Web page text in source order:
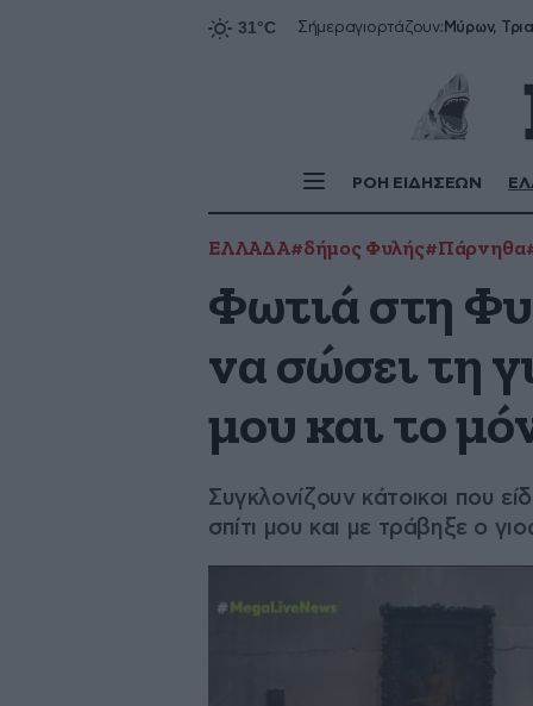
Σήμεραγιορτάζουν:
ΡΟΗ ΕΙΔΗΣΕΩΝ
ΕΛΛΑΔΑ#δήμος Φυλής#Πάρνηθα
Φωτιά στη
να σώσει τη
μου και το
Συγκλονίζουν κάτοικοι που
σπίτι μου και με τράβηξε ο